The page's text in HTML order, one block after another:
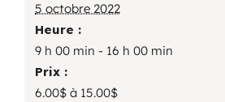
5 octobre 2022
Heure :
9 h 00 min - 16 h 00 min
Prix :
6.00$ à 15.00$